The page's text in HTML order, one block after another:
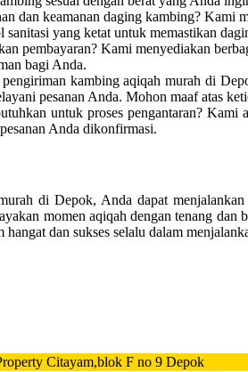
dan keamanan daging kambing? Kami
yang ketat untuk memastikan
pembayaran? Kami menyediakan
bagi Anda.
kambing aqiqah murah di
pesanan Anda. Mohon maaf atas
untuk proses pengantaran? Kami
Anda dikonfirmasi.
di Depok, Anda dapat
momen aqiqah dengan tenang
dan sukses selalu dalam
Citayam,blok F no 9 Depok